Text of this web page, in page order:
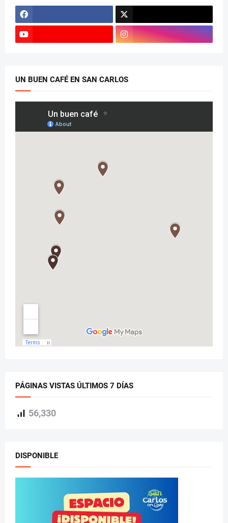
UN BUEN CAFÉ EN SAN CARLOS
PÁGINAS VISTAS ÚLTIMOS 7 DÍAS
56,330
DISPONIBLE